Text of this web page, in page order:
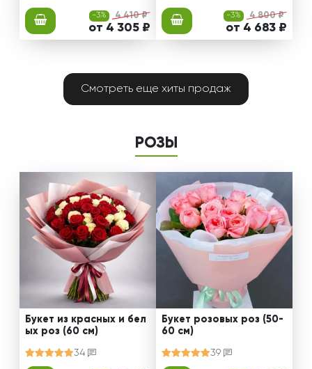
-3% 4 410 ₽
от 4 305 ₽
-3% 4 800 ₽
от 4 683 ₽
Смотреть еще хиты продаж
РОЗЫ
Букет из красных и бел
ых роз (60 см)
34
Букет розовых роз (50-
60 см)
39